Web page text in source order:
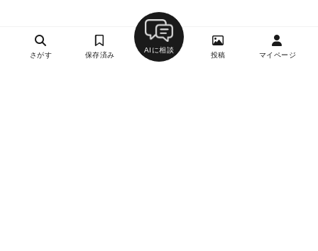
さがす 保存済み
AIに相談
投稿 マイページ